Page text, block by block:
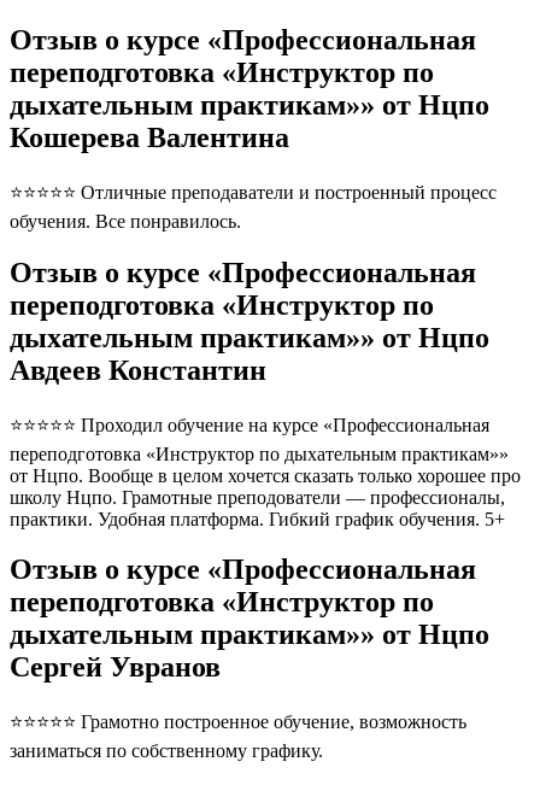
Отзыв о курсе «Профессиональная
переподготовка «Инструктор по
дыхательным практикам»» от Нцпо
Кошерева Валентина
⭐⭐⭐⭐⭐ Отличные преподаватели и построенный процесс
обучения. Все понравилось.
Отзыв о курсе «Профессиональная
переподготовка «Инструктор по
дыхательным практикам»» от Нцпо
Авдеев Константин
⭐⭐⭐⭐⭐ Проходил обучение на курсе «Профессиональная
переподготовка «Инструктор по дыхательным практикам»»
от Нцпо. Вообще в целом хочется сказать только хорошее про
школу Нцпо. Грамотные преподователи — профессионалы,
практики. Удобная платформа. Гибкий график обучения. 5+
Отзыв о курсе «Профессиональная
переподготовка «Инструктор по
дыхательным практикам»» от Нцпо
Сергей Увранов
⭐⭐⭐⭐⭐ Грамотно построенное обучение, возможность
заниматься по собственному графику.